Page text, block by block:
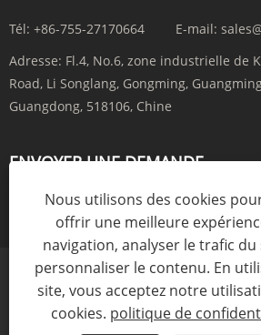
Tél: +86-755-27170664 E-mail:
Adresse: Fl.4, No.6, zone industrielle de
Road, Li Songlang, Gongming,
Guangdong, 518106, Chine
ENVOYER UNE DEMANDE
ENQUÊTE MAINTENANT
Links Sitemap RSS XML
Nous utilisons des cookies
offrir une meilleure
navigation, analyser le trafic du
personnaliser le contenu. En
site, vous acceptez notre
cookies. politique de